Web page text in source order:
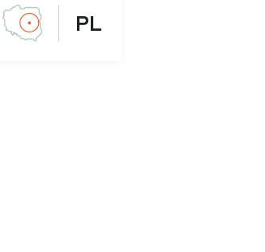
PL